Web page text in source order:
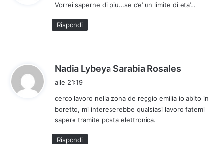
e
Vorrei saperne di piu…se c’e’ un limite di eta’…
Rispondi
Nadia Lybeya Sarabia Rosales
e
t
alle 21:19
cerco lavoro nella zona de reggio emilia io abito in
boretto, mi intereserebbe qualsiasi lavoro fatemi
sapere tramite posta elettronica.
Rispondi